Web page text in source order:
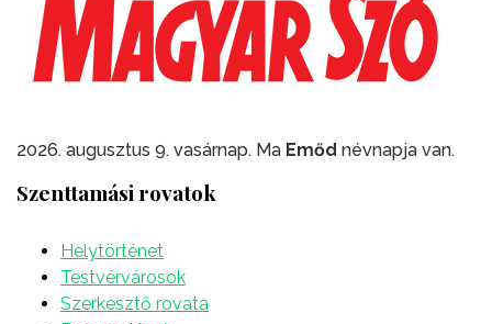
2026. augusztus 9. vasárnap. Ma Emőd névnapja van.
Szenttamási rovatok
Helytörténet
Testvérvárosok
Szerkesztő rovata